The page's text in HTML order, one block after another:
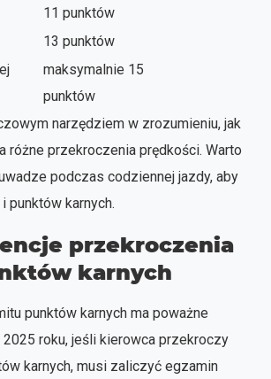
11 punktów
13 punktów
maksymalnie 15
punktów
narzędziem w zrozumieniu, jak
różne przekroczenia prędkości. Warto
podczas codziennej jazdy, aby
punktów karnych.
przekroczenia
karnych
punktów karnych ma poważne
roku, jeśli kierowca przekroczy
karnych, musi zaliczyć egzamin